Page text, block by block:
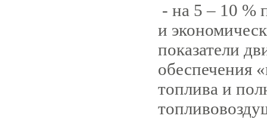
- на 5 – 10 %
и
показатели
обеспечения
топлива и